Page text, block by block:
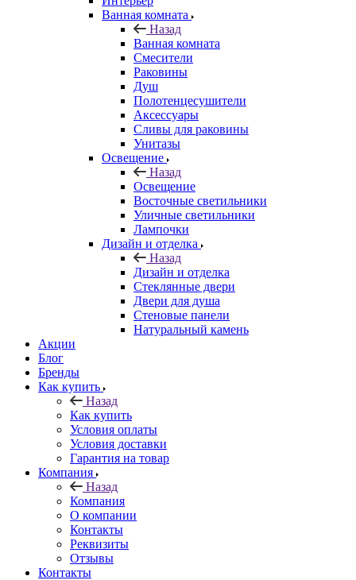
Ванная комната
Назад
Ванная комната
Смесители
Раковины
Душ
Полотенцесушители
Аксессуары
Сливы для раковины
Унитазы
Освещение
Назад
Освещение
Восточные светильники
Уличные светильники
Лампочки
Дизайн и отделка
Назад
Дизайн и отделка
Стеклянные двери
Двери для душа
Стеновые панели
Натуральный камень
Акции
Блог
Бренды
Как купить
Назад
Как купить
Условия оплаты
Условия доставки
Гарантия на товар
Компания
Назад
Компания
О компании
Контакты
Реквизиты
Отзывы
Контакты